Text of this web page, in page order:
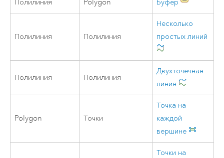
Полилиния Polygon Буфер
Полилиния Полилиния
Несколько
простых линий
Полилиния Полилиния
Двухточечная
линия
Polygon Точки
Точка на
каждой
вершине
Точки на